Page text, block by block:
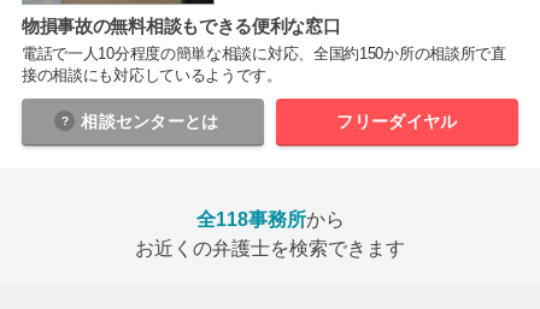
物損事故の無料相談もできる便利な窓口
電話で一人10分程度の簡単な相談に対応、全国約150か所の相談所で直
接の相談にも対応しているようです。
相談センターとは フリーダイヤル
全118事務所から
お近くの弁護士を検索できます